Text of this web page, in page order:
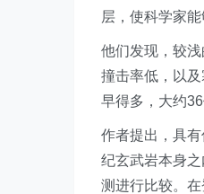
层，使科学家
他们发现，较
撞击率低，以
早得多，大约
作者提出，具
纪玄武岩本身
测进行比较。